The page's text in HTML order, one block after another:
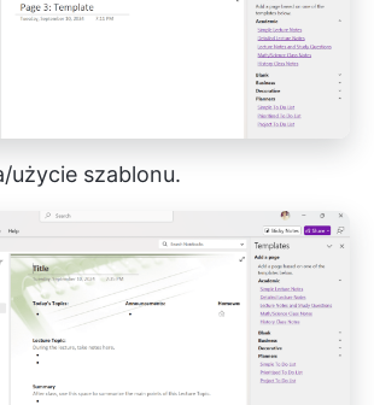
użycie szablonu.